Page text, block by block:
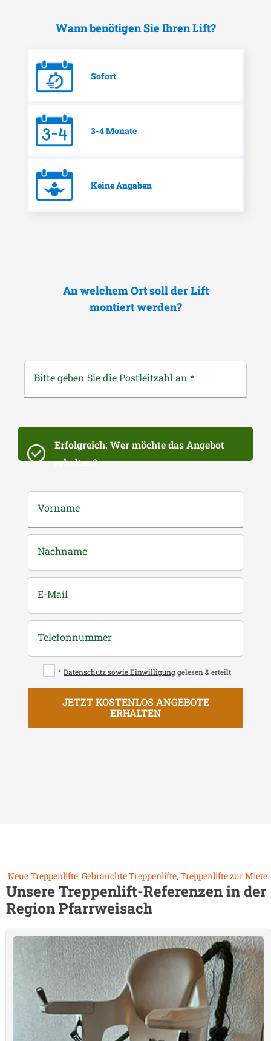
Wann benötigen Sie Ihren Lift?
Sofort
3-4 Monate
Keine Angaben
An welchem Ort soll der Lift
montiert werden?
Bitte geben Sie die Postleitzahl an *
Erfolgreich: Wer möchte das Angebot
erhalten?
Vorname
Nachname
E-Mail
Telefonnummer
* Datenschutz sowie Einwilligung gelesen & erteilt
JETZT KOSTENLOS ANGEBOTE
ERHALTEN
Neue Treppenlifte, Gebrauchte Treppenlifte, Treppenlifte zur Miete.
Unsere Treppenlift-Referenzen in der
RegionPfarrweisach